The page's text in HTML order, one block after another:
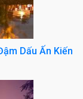
Dấu Ấn Kiến